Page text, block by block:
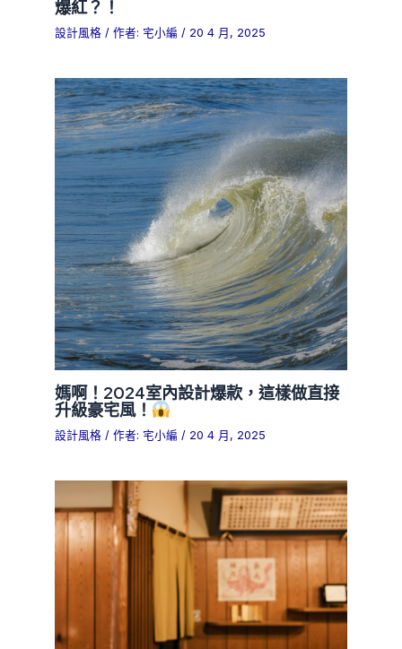
爆紅？！
設計風格 / 作者: 宅小編 / 20 4 月, 2025
媽啊！2024室內設計爆款，這樣做直接
升級豪宅風！
設計風格 / 作者: 宅小編 / 20 4 月, 2025